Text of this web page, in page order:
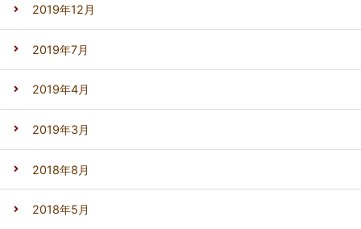
2019年12月
2019年7月
2019年4月
2019年3月
2018年8月
2018年5月